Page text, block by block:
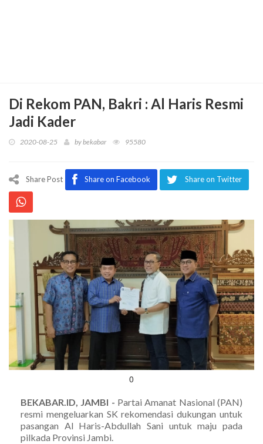
Di Rekom PAN, Bakri : Al Haris Resmi
Jadi Kader
2020-08-25 bybekabar 95580
Share Post Share on Facebook Share on Twitter
0
BEKABAR.ID, JAMBI - Partai Amanat Nasional (PAN)
resmi mengeluarkan SK rekomendasi dukungan untuk
pasangan Al Haris-Abdullah Sani untuk maju pada
pilkada Provinsi Jambi.